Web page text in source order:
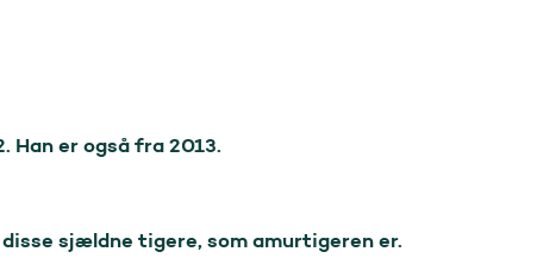
Han er også fra 2013.
sjældne tigere, som amurtigeren er.